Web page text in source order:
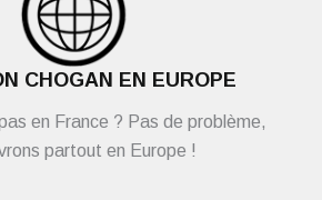
CHOGAN EN EUROPE
en France ? Pas de problème,
partout en Europe !